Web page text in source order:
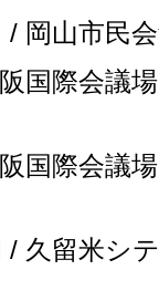
/ 岡山市民
国際会議
国際会議
/ 久留米シ